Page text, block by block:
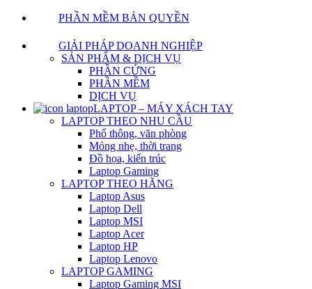
PHẦN MỀM BẢN QUYỀN
GIẢI PHÁP DOANH NGHIỆP
SẢN PHẨM & DỊCH VỤ
PHẦN CỨNG
PHẦN MỀM
DỊCH VỤ
LAPTOP – MÁY XÁCH TAY
LAPTOP THEO NHU CẦU
Phổ thông, văn phòng
Mỏng nhẹ, thời trang
Đồ họa, kiến trúc
Laptop Gaming
LAPTOP THEO HÃNG
Laptop Asus
Laptop Dell
Laptop MSI
Laptop Acer
Laptop HP
Laptop Lenovo
LAPTOP GAMING
Laptop Gaming MSI